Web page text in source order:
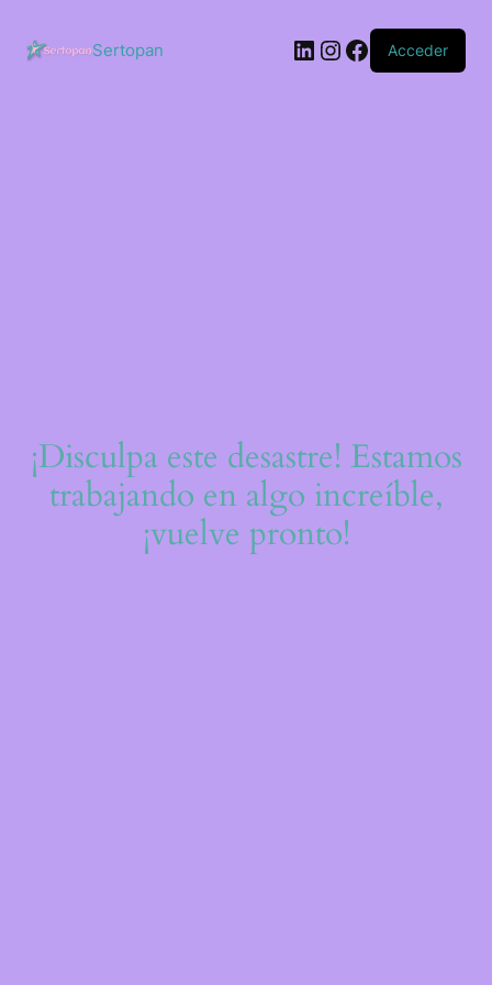
contenido
Sertopan LinkedIn
Instagram
Facebook
Acceder
¡Disculpa este desastre! Estamos
trabajando en algo increíble,
¡vuelve pronto!